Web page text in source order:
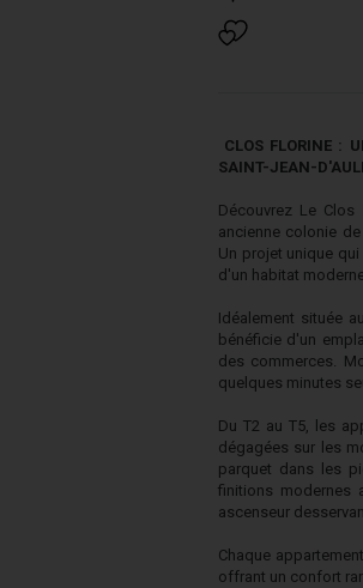
CLOS FLORINE :
SAINT-JEAN-
Découvrez Le
ancienne colonie
Un projet unique
d'un habitat
Idéalement située
bénéficie d'un
des commerces.
quelques minutes
Du T2 au T5, les
dégagées sur les
parquet dans les
finitions modernes
ascenseur
Chaque
offrant un confort